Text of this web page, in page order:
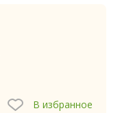
В избранное